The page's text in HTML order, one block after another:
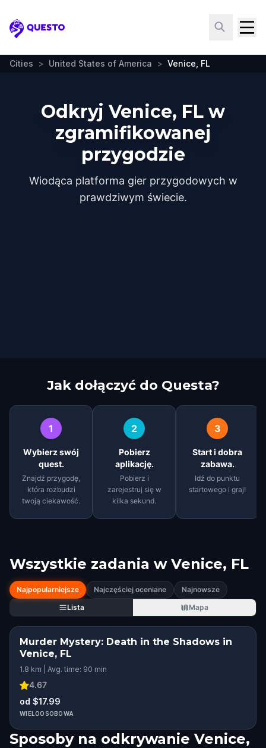
Questo
Cities > United States of America > Venice, FL
Odkryj Venice, FL w
zgramifikowanej
przygodzie
Wiodąca platforma gier przygodowych w
prawdziwym świecie.
Jak dołączyć do Questa?
1
Wybierz swój
quest.
Znajdź przygodę,
która rozbudzi
twoją ciekawość.
2
Pobierz
aplikację.
Pobierz i
zarejestruj się w
kilka sekund.
3
Start i dobra
zabawa.
Idź do punktu
startowego i graj!
Wszystkie zadania w Venice, FL
Najpopularniejsze Najczęściej oceniane
Najnowsze
Lista
Mapa
Murder Mystery: Death in the Shadows in
Venice, FL
1.8 km | Avg. time: 90 min
4.67
od $17.99
WIELOOSOBOWA
Sposoby na odkrywanie Venice,